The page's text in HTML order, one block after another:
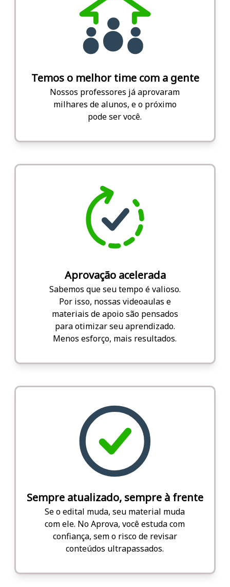
Temos o melhor time com a gente
Nossos professores já aprovaram
milhares de alunos, e o próximo
pode ser você.
Aprovação acelerada
Sabemos que seu tempo é valioso.
Por isso, nossas videoaulas e
materiais de apoio são pensados
para otimizar seu aprendizado.
Menos esforço, mais resultados.
Sempre atualizado, sempre à frente
Se o edital muda, seu material muda
com ele. No Aprova, você estuda com
confiança, sem o risco de revisar
conteúdos ultrapassados.